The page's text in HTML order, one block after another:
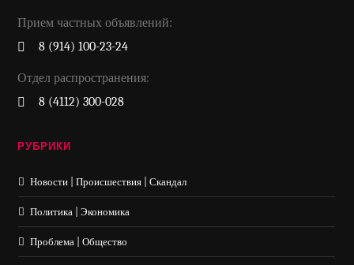
Прием частных объявлений:
8 (914) 100-23-24
Отдел распространения:
8 (4112) 300-028
РУБРИКИ
Новости | Происшествия | Скандал
Политика | Экономика
Проблема | Общество